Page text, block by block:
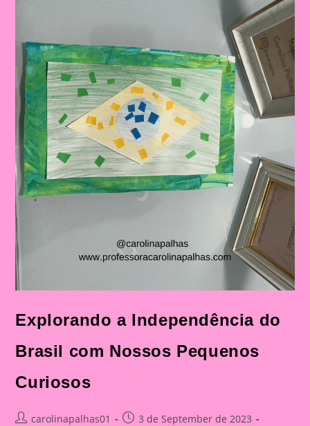
Explorando a Independência do
Brasil com Nossos Pequenos
Curiosos
Postcarolinapalhas01 Post3 de September de 2023